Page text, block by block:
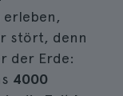
stört, denn
der Erde:
4000